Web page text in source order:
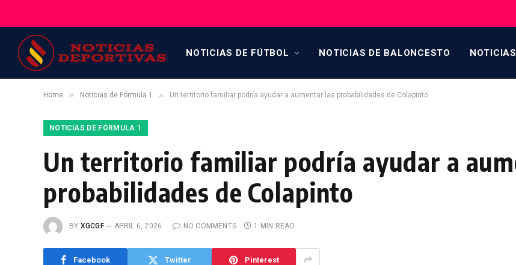
NOTICIAS DE FÚTBOL NOTICIAS DE BALONCESTO
Home » Noticias de Fórmula 1 » Un territorio familiar podría ayudar a aumentar las probabilidades de Colapinto
NOTICIAS DE FÓRMULA 1
Un territorio familiar podría ayudar a
probabilidades de Colapinto
BY XGCGF APRIL 6, 2026 NO COMMENTS 1 MIN READ
Facebook Twitter Pinterest